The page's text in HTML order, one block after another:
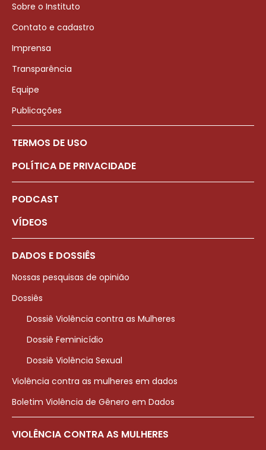
Sobre o Instituto
Contato e cadastro
Imprensa
Transparência
Equipe
Publicações
TERMOS DE USO
POLÍTICA DE PRIVACIDADE
PODCAST
VÍDEOS
DADOS E DOSSIÊS
Nossas pesquisas de opinião
Dossiês
Dossiê Violência contra as Mulheres
Dossiê Feminicídio
Dossiê Violência Sexual
Violência contra as mulheres em dados
Boletim Violência de Gênero em Dados
VIOLÊNCIA CONTRA AS MULHERES